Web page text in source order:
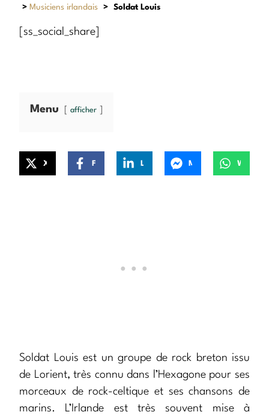
> Musiciens irlandais > Soldat Louis
[ss_social_share]
Menu afficher
Soldat Louis est un groupe de rock breton issu
de Lorient, très connu dans l’Hexagone pour ses
morceaux de rock-celtique et ses chansons de
marins. L’Irlande est très souvent mise à